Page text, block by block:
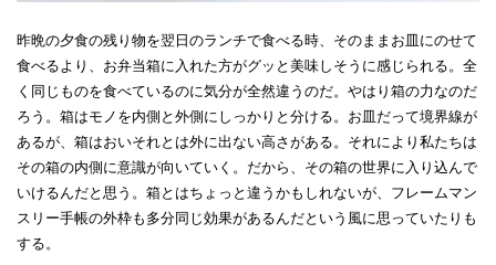
昨晩の夕食の残り物を翌日のランチで食べる時、そのままお皿にのせて
食べるより、お弁当箱に入れた方がグッと美味しそうに感じられる。全
く同じものを食べているのに気分が全然違うのだ。やはり箱の力なのだ
ろう。箱はモノを内側と外側にしっかりと分ける。お皿だって境界線が
あるが、箱はおいそれとは外に出ない高さがある。それにより私たちは
その箱の内側に意識が向いていく。だから、その箱の世界に入り込んで
いけるんだと思う。箱とはちょっと違うかもしれないが、フレームマン
スリー手帳の外枠も多分同じ効果があるんだという風に思っていたりも
する。